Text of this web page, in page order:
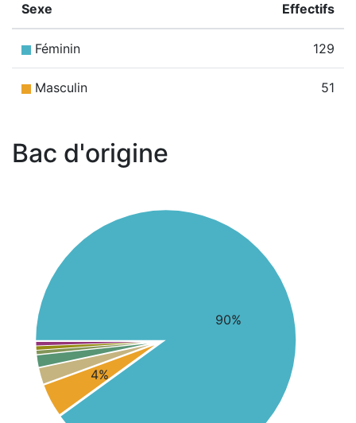
Sexe Effectifs
Féminin 129
Masculin 51
Bac d'origine
90%
4%